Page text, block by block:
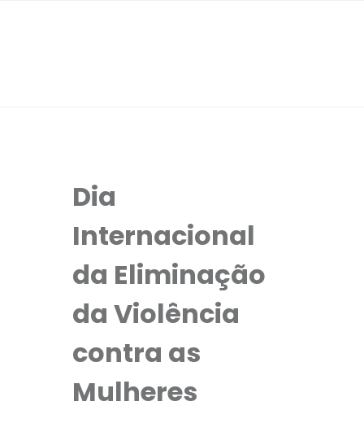
Dia
Internacional
da Eliminação
da Violência
contra as
Mulheres